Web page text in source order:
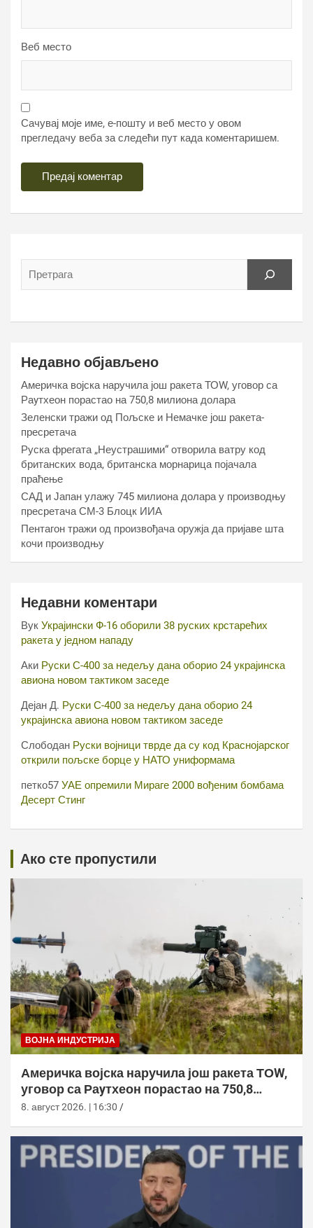
Веб место
Сачувај моје име, е-пошту и веб место у овом
прегледачу веба за следећи пут када коментаришем.
Недавно објављено
Америчка војска наручила још ракета ТОW, уговор са
Раyтхеон порастао на 750,8 милиона долара
Зеленски тражи од Пољске и Немачке још ракета-
пресретача
Руска фрегата „Неустрашими“ отворила ватру код
британских вода, британска морнарица појачала
праћење
САД и Јапан улажу 745 милиона долара у производњу
пресретача СМ-3 Блоцк ИИА
Пентагон тражи од произвођача оружја да пријаве шта
кочи производњу
Недавни коментари
Вук Украјински Ф-16 оборили 38 руских крстарећих
ракета у једном нападу
Аки Руски С-400 за недељу дана оборио 24 украјинска
авиона новом тактиком заседе
Дејан Д. Руски С-400 за недељу дана оборио 24
украјинска авиона новом тактиком заседе
Слободан Руски војници тврде да су код Краснојарског
открили пољске борце у НАТО униформама
петко57 УАЕ опремили Мираге 2000 вођеним бомбама
Десерт Стинг
Ако сте пропустили
ВОЈНА ИНДУСТРИЈА
Америчка војска наручила још ракета ТОW,
уговор са Раyтхеон порастао на 750,8
милиона долара
8. август 2026. | 16:30